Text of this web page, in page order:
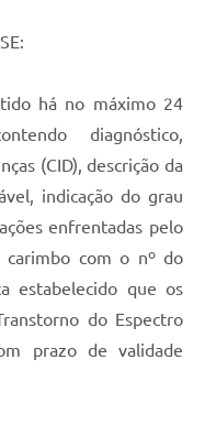
há no máximo 24
diagnóstico,
(CID), descrição da
indicação do grau
enfrentadas pelo
carimbo com o nº do
estabelecido que os
do Espectro
prazo de validade